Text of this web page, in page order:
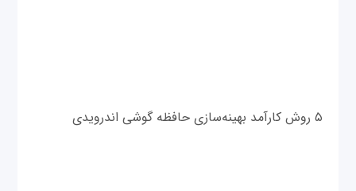
۵ روش کارآمد بهینه‌سازی حافظه گوشی اندرویدی